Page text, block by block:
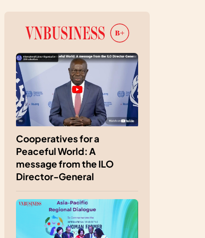
Cooperatives for a
Peaceful World: A
message from the ILO
Director-General